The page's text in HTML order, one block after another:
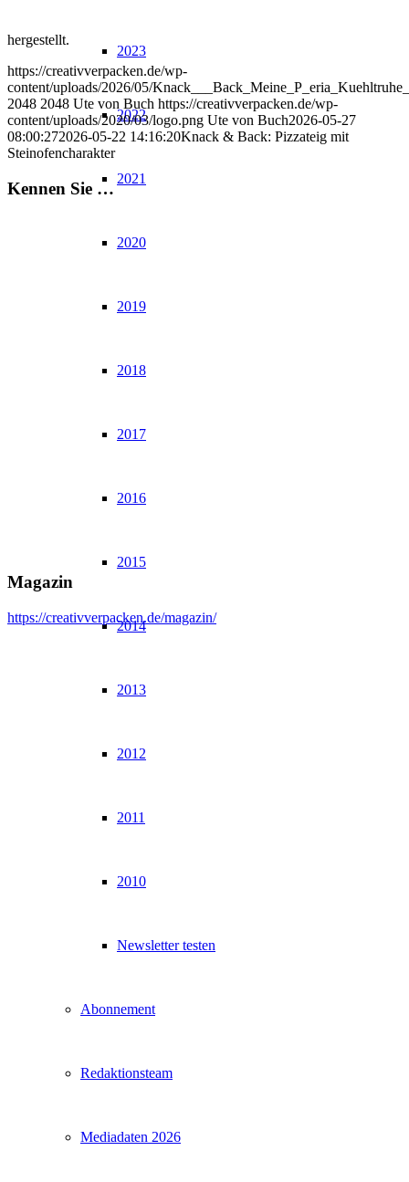
2023
2022
2021
2020
2019
2018
2017
2016
2015
2014
2013
2012
2011
2010
Newsletter testen
Abonnement
Redaktionsteam
Mediadaten 2026
hergestellt.
https://creativverpacken.de/wp-
content/uploads/2026/05/
2048 2048 Ute von Buch https://creativverpacken.de/wp-
content/uploads/2020/03/logo.png Ute von Buch2026-05-27
08:00:272026-05-22 14:16:20Knack & Back: Pizzateig mit
Steinofencharakter
Kennen Sie …
Magazin
https://creativverpacken.de/magazin/